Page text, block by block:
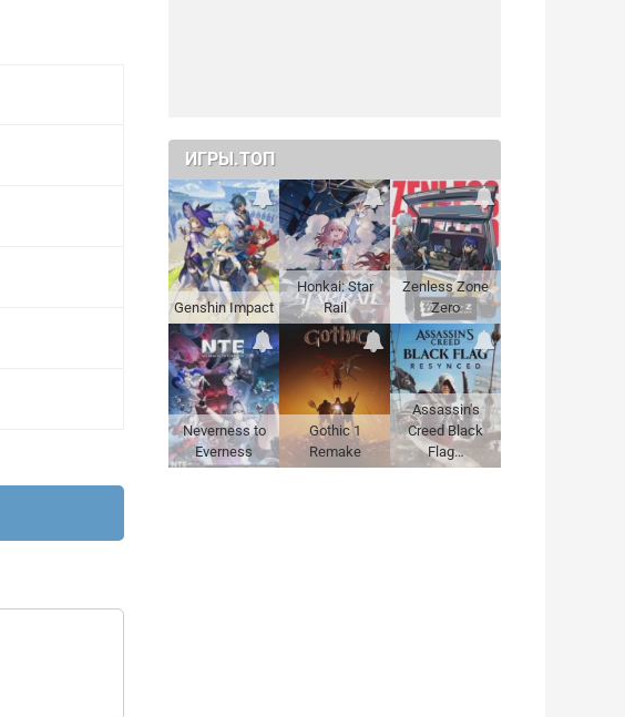
ИГРЫ.ТОП
Genshin Impact
Honkai: Star
Rail
Zenless Zone
Zero
Neverness to
Everness
Gothic 1
Remake
Assassin's
Creed Black
Flag…